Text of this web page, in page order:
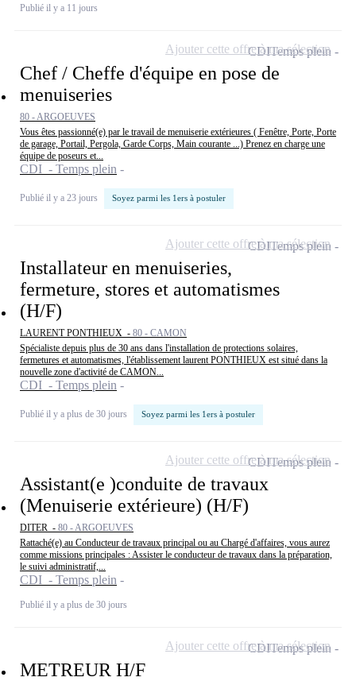
Publié il y a 11 jours
Chef / Cheffe d'équipe en pose de
menuiseries
80 - ARGOEUVES
Vous êtes passionné(e) par le travail de menuiserie extérieures ( Fenêtre, Porte, Porte
de garage, Portail, Pergola, Garde Corps, Main courante ...) Prenez en charge une
équipe de poseurs et...
CDI - Temps plein
Publié il y a 23 jours Soyez parmi les 1ers à postuler
CDITemps plein
Ajouter cette offre à ma sélection
Installateur en menuiseries,
fermeture, stores et automatismes
(H/F)
LAURENT PONTHIEUX - 80 - CAMON
Spécialiste depuis plus de 30 ans dans l'installation de protections solaires,
fermetures et automatismes, l'établissement laurent PONTHIEUX est situé dans la
nouvelle zone d'activité de CAMON...
CDI - Temps plein
Publié il y a plus de 30 jours Soyez parmi les 1ers à postuler
CDITemps plein
Ajouter cette offre à ma sélection
Assistant(e )conduite de travaux
(Menuiserie extérieure) (H/F)
DITER - 80 - ARGOEUVES
Rattaché(e) au Conducteur de travaux principal ou au Chargé d'affaires, vous aurez
comme missions principales : Assister le conducteur de travaux dans la préparation,
le suivi administratif,...
CDI - Temps plein
Publié il y a plus de 30 jours
CDITemps plein
Ajouter cette offre à ma sélection
METREUR H/F
CDITemps plein
Ajouter cette offre à ma sélection